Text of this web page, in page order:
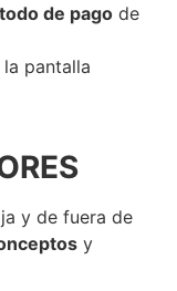
de pago de
la pantalla
y de fuera de
y